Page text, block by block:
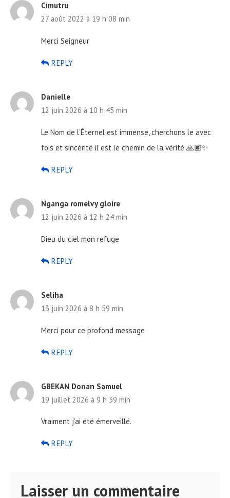
Cimutru
27 août 2022 à 19 h 08 min
Merci Seigneur
REPLY
Danielle
12 juin 2026 à 10 h 45 min
Le Nom de l’Éternel est immense, cherchons le avec
fois et sincérité il est le chemin de la vérité 🙏🏿✨
REPLY
Nganga romelvy gloire
12 juin 2026 à 12 h 24 min
Dieu du ciel mon refuge
REPLY
Seliha
13 juin 2026 à 8 h 59 min
Merci pour ce profond message
REPLY
GBEKAN Donan Samuel
19 juillet 2026 à 9 h 39 min
Vraiment j’ai été émerveillé.
REPLY
Laisser un commentaire